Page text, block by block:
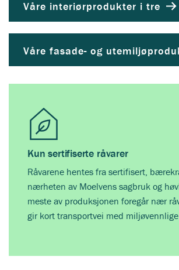
Våre interiørprodukter i tre
Våre fasade- og
Kun sertifiserte råvarer
Råvarene hentes fra sertifisert,
nærheten av Moelvens sagbruk og
meste av produksjonen foregår nær
gir kort transportvei med